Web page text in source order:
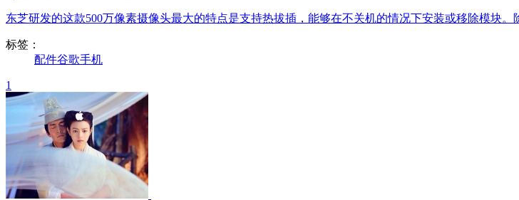
东芝研发的这款500万像素摄像头最大的特点是支持热拔插，能够在不关机的情况下安装或移除模块。
标签：
配件谷歌手机
1